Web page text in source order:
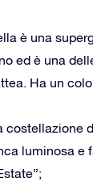
è una
ed è una
Ha un
costellazione
luminosa e